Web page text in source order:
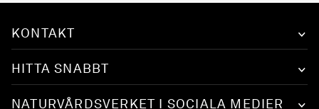
KONTAKT
HITTA SNABBT
NATURVÅRDSVERKET I SOCIALA MEDIER